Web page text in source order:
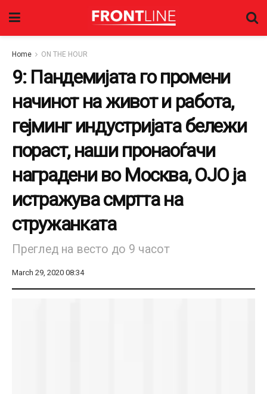
Home ON THE HOUR
9: Пандемијата го промени
начинот на живот и работа,
гејминг индустријата бележи
пораст, наши пронаоѓачи
наградени во Москва, ОЈО ја
истражува смртта на
стружанката
Преглед на весто до 9 часот
March 29, 2020 08:34